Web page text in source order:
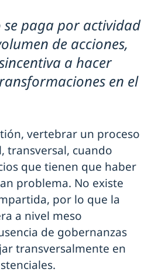
se paga por actividad
de acciones,
a hacer
en el
vertebrar un proceso
transversal, cuando
que tienen que haber
problema. No existe
por lo que la
a nivel meso
de gobernanzas
transversalmente en